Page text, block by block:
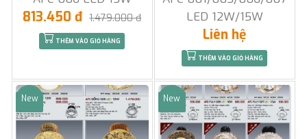
813.450 đ 1.479.000 đ
THÊM VÀO GIỎ HÀNG
LED 12W/15W
Liên hệ
THÊM VÀO GIỎ HÀNG
Sale
New Sale
New